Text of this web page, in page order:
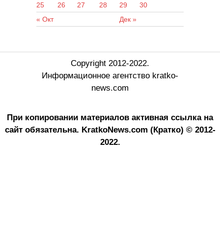
« Окт Дек »
25
26 27 28 29 30
Copyright 2012-2022.
Информационное агентство kratko-
news.com
При копировании материалов активная ссылка на
сайт обязательна. KratkoNews.com (Кратко) © 2012-
2022.